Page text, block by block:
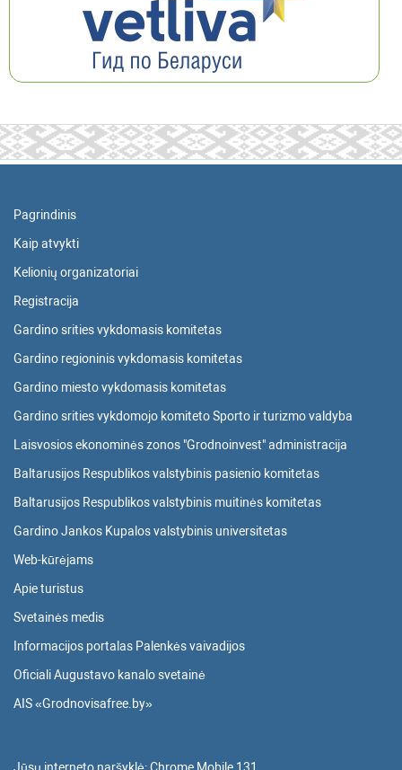
Pagrindinis
Kaip atvykti
Kelionių organizatoriai
Registracija
Gardino srities vykdomasis komitetas
Gardino regioninis vykdomasis komitetas
Gardino miesto vykdomasis komitetas
Gardino srities vykdomojo komiteto Sporto ir turizmo valdyba
Laisvosios ekonominės zonos "Grodnoinvest" administracija
Baltarusijos Respublikos valstybinis pasienio komitetas
Baltarusijos Respublikos valstybinis muitinės komitetas
Gardino Jankos Kupalos valstybinis universitetas
Web-kūrėjams
Apie turistus
Svetainės medis
Informacijos portalas Palenkės vaivadijos
Oficiali Augustavo kanalo svetainė
AIS «Grodnovisafree.by»